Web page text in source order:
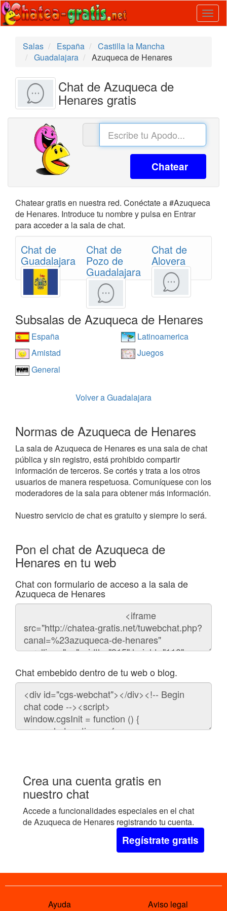
Salas
España
Castilla la Mancha
Guadalajara
Azuqueca de Henares
Chat de Azuqueca de
Henares gratis
Chatear
Chatear gratis en nuestra red. Conéctate a #Azuqueca
de Henares. Introduce tu nombre y pulsa en Entrar
para acceder a la sala de chat.
Chat de
Guadalajara
Chat de
Pozo de
Guadalajara
Chat de
Alovera
Subsalas de Azuqueca de Henares
España
Latinoamerica
Amistad
Juegos
General
Volver a Guadalajara
Normas de Azuqueca de Henares
La sala de Azuqueca de Henares es una sala de chat
pública y sin registro, está prohibido compartir
información de terceros. Se cortés y trata a los otros
usuarios de manera respetuosa. Comuníquese con los
moderadores de la sala para obtener más información.
Nuestro servicio de chat es gratuito y siempre lo será.
Pon el chat de Azuqueca de
Henares en tu web
Chat con formulario de acceso a la sala de
Azuqueca de Henares
Código
chat
Chat embebido dentro de tu web o blog.
Código
para
embeber
chat
Crea una cuenta gratis en
nuestro chat
Accede a funcionalidades especiales en el chat
de Azuqueca de Henares registrando tu cuenta.
Regístrate gratis
Ayuda Aviso legal